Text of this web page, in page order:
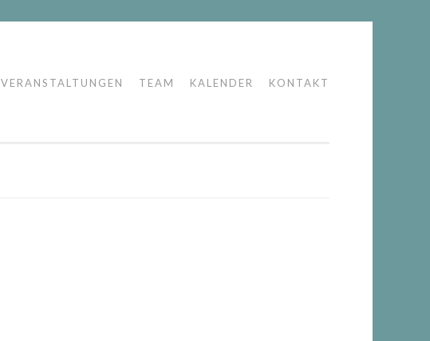
VERANSTALTUNGEN TEAM KALENDER KONTAKT